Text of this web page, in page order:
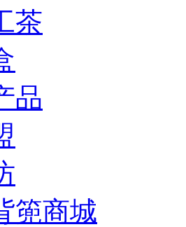
茶
品
篼商城